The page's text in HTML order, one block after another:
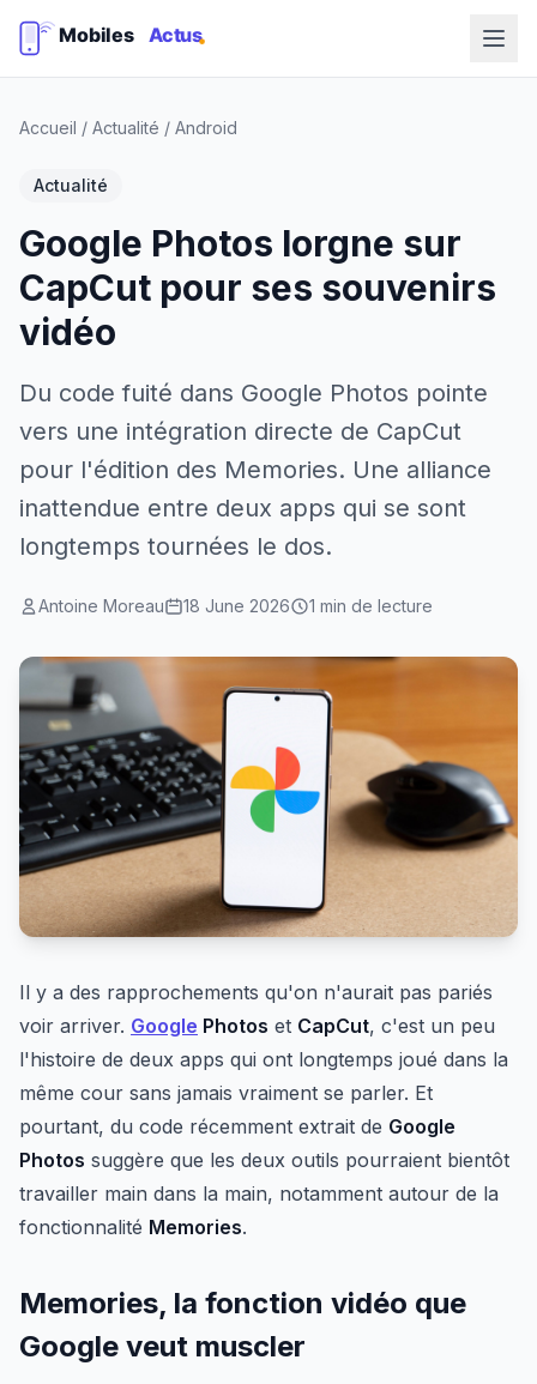
Accueil / Actualité / Android
Actualité
Google Photos lorgne sur
CapCut pour ses souvenirs
vidéo
Du code fuité dans Google Photos pointe
vers une intégration directe de CapCut
pour l'édition des Memories. Une alliance
inattendue entre deux apps qui se sont
longtemps tournées le dos.
Antoine Moreau 18 June 2026 1 min de lecture
Il y a des rapprochements qu'on n'aurait pas pariés
voir arriver. Google Photos et CapCut, c'est un peu
l'histoire de deux apps qui ont longtemps joué dans la
même cour sans jamais vraiment se parler. Et
pourtant, du code récemment extrait de Google
Photos suggère que les deux outils pourraient bientôt
travailler main dans la main, notamment autour de la
fonctionnalité Memories.
Memories, la fonction vidéo que
Google veut muscler